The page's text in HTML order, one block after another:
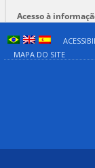
Acesso à
MAPA DO SITE